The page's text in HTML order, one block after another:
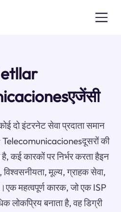
दो इंटरनेट सेवा प्रदाता समान
की
कई कारकों पर निर्भर करता हैइन
मूल्य, ग्राहक सेवा,
महत्वपूर्ण कारक, जो एक ISP
लोकप्रिय बनाता है, वह डिग्री